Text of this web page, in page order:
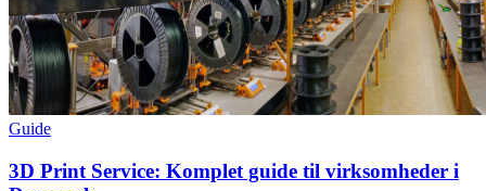
Guide
3D Print Service: Komplet guide til virksomheder i